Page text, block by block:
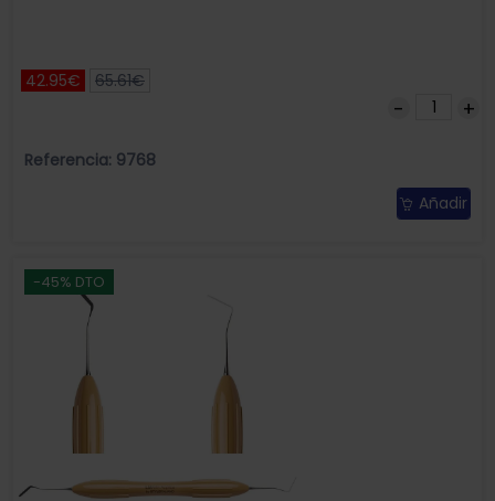
42.95€ 65.61€
Referencia: 9768
Añadir
-45% DTO